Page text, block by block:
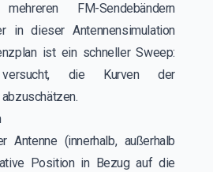
FM-Sendebändern
in dieser Antennensimulation
ist ein schneller Sweep:
die Kurven der
Antenne (innerhalb, außerhalb
Position in Bezug auf die